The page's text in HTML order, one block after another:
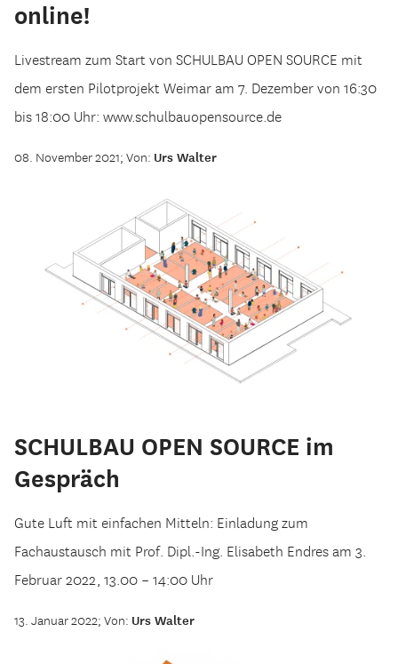
online!
Livestream zum Start von SCHULBAU OPEN SOURCE mit
dem ersten Pilotprojekt Weimar am 7. Dezember von 16:30
bis 18:00 Uhr: www.schulbauopensource.de
08. November 2021; Von: Urs Walter
SCHULBAU OPEN SOURCE im
Gespräch
Gute Luft mit einfachen Mitteln: Einladung zum
Fachaustausch mit Prof. Dipl.-Ing. Elisabeth Endres am 3.
Februar 2022, 13.00 – 14:00 Uhr
13. Januar 2022; Von: Urs Walter